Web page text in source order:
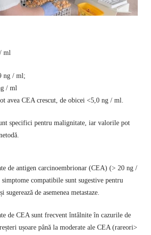
ml
ng / ml;
/ ml
avea CEA crescut, de obicei <5,0 ng / ml.
specifici pentru malignitate, iar valorile pot
de antigen carcinoembrionar (CEA) (> 20 ng /
compatibile sunt sugestive pentru
sugerează de asemenea metastaze.
de CEA sunt frecvent întâlnite în cazurile de
ușoare până la moderate ale CEA (rareori>